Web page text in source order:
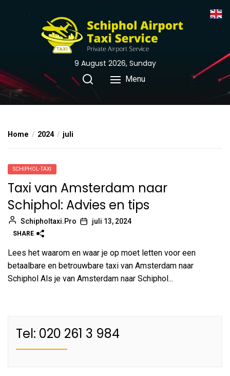
9 August 2026, Sunday
Menu
Home 2024 juli
SCHIPHOL-TAXI
Taxi van Amsterdam naar
Schiphol: Advies en tips
Schipholtaxi.Pro juli 13, 2024
SHARE
Lees het waarom en waar je op moet letten voor een
betaalbare en betrouwbare taxi van Amsterdam naar
Schiphol Als je van Amsterdam naar Schiphol...
Tel: 020 261 3 984